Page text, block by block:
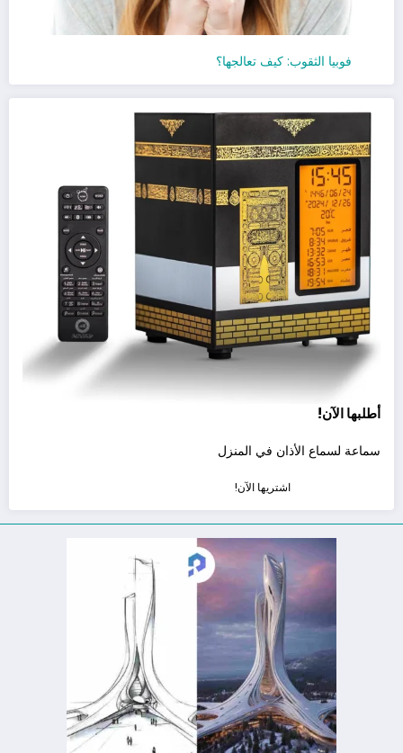
فوبيا الثقوب: كيف تعالجها؟
أطلبها الآن!
سماعة لسماع الأذان في المنزل
اشتريها الآن!